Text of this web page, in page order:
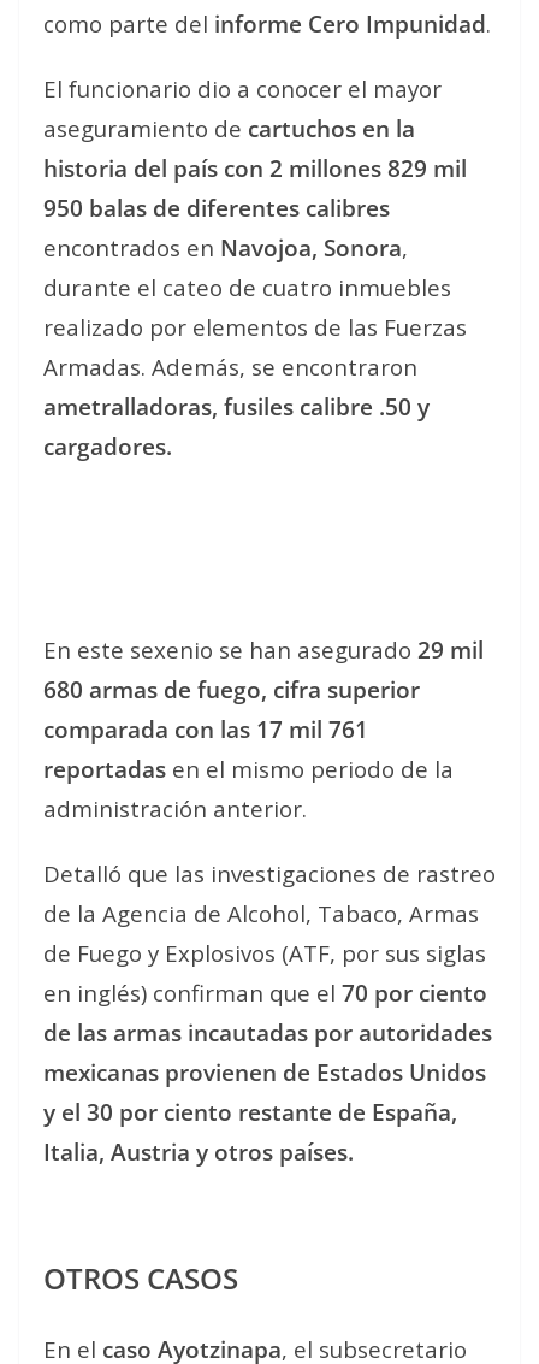
como parte del informe Cero Impunidad.
El funcionario dio a conocer el mayor
aseguramiento de cartuchos en la
historia del país con 2 millones 829 mil
950 balas de diferentes calibres
encontrados en Navojoa, Sonora,
durante el cateo de cuatro inmuebles
realizado por elementos de las Fuerzas
Armadas. Además, se encontraron
ametralladoras, fusiles calibre .50 y
cargadores.
En este sexenio se han asegurado 29 mil
680 armas de fuego, cifra superior
comparada con las 17 mil 761
reportadas en el mismo periodo de la
administración anterior.
Detalló que las investigaciones de rastreo
de la Agencia de Alcohol, Tabaco, Armas
de Fuego y Explosivos (ATF, por sus siglas
en inglés) confirman que el 70 por ciento
de las armas incautadas por autoridades
mexicanas provienen de Estados Unidos
y el 30 por ciento restante de España,
Italia, Austria y otros países.
OTROS CASOS
En el caso Ayotzinapa, el subsecretario